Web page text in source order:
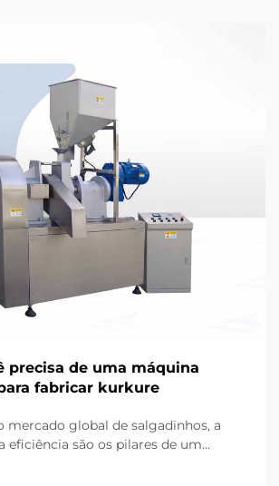
precisa de uma máquina
fabricar kurkure
mercado global de salgadinhos, a
eficiência são os pilares de um